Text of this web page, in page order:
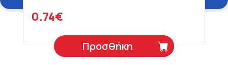
0.74€
Προσθήκη